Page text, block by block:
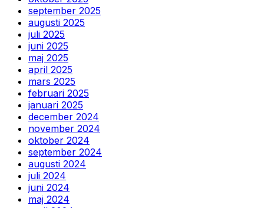
september 2025
augusti 2025
juli 2025
juni 2025
maj 2025
april 2025
mars 2025
februari 2025
januari 2025
december 2024
november 2024
oktober 2024
september 2024
augusti 2024
juli 2024
juni 2024
maj 2024